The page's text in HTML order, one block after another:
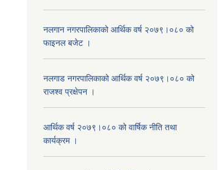
नलगान नगरपालिकाको आर्थिक वर्ष २०७९।०८० को
फाइनल बजेट ।
नलगाड नगरपालिकाको आर्थिक वर्ष २०७९।०८० को
राजश्व प्रक्षेपन ।
आर्थिक वर्ष २०७९।०८० को वार्षिक नीति तथा
कार्यक्रम ।